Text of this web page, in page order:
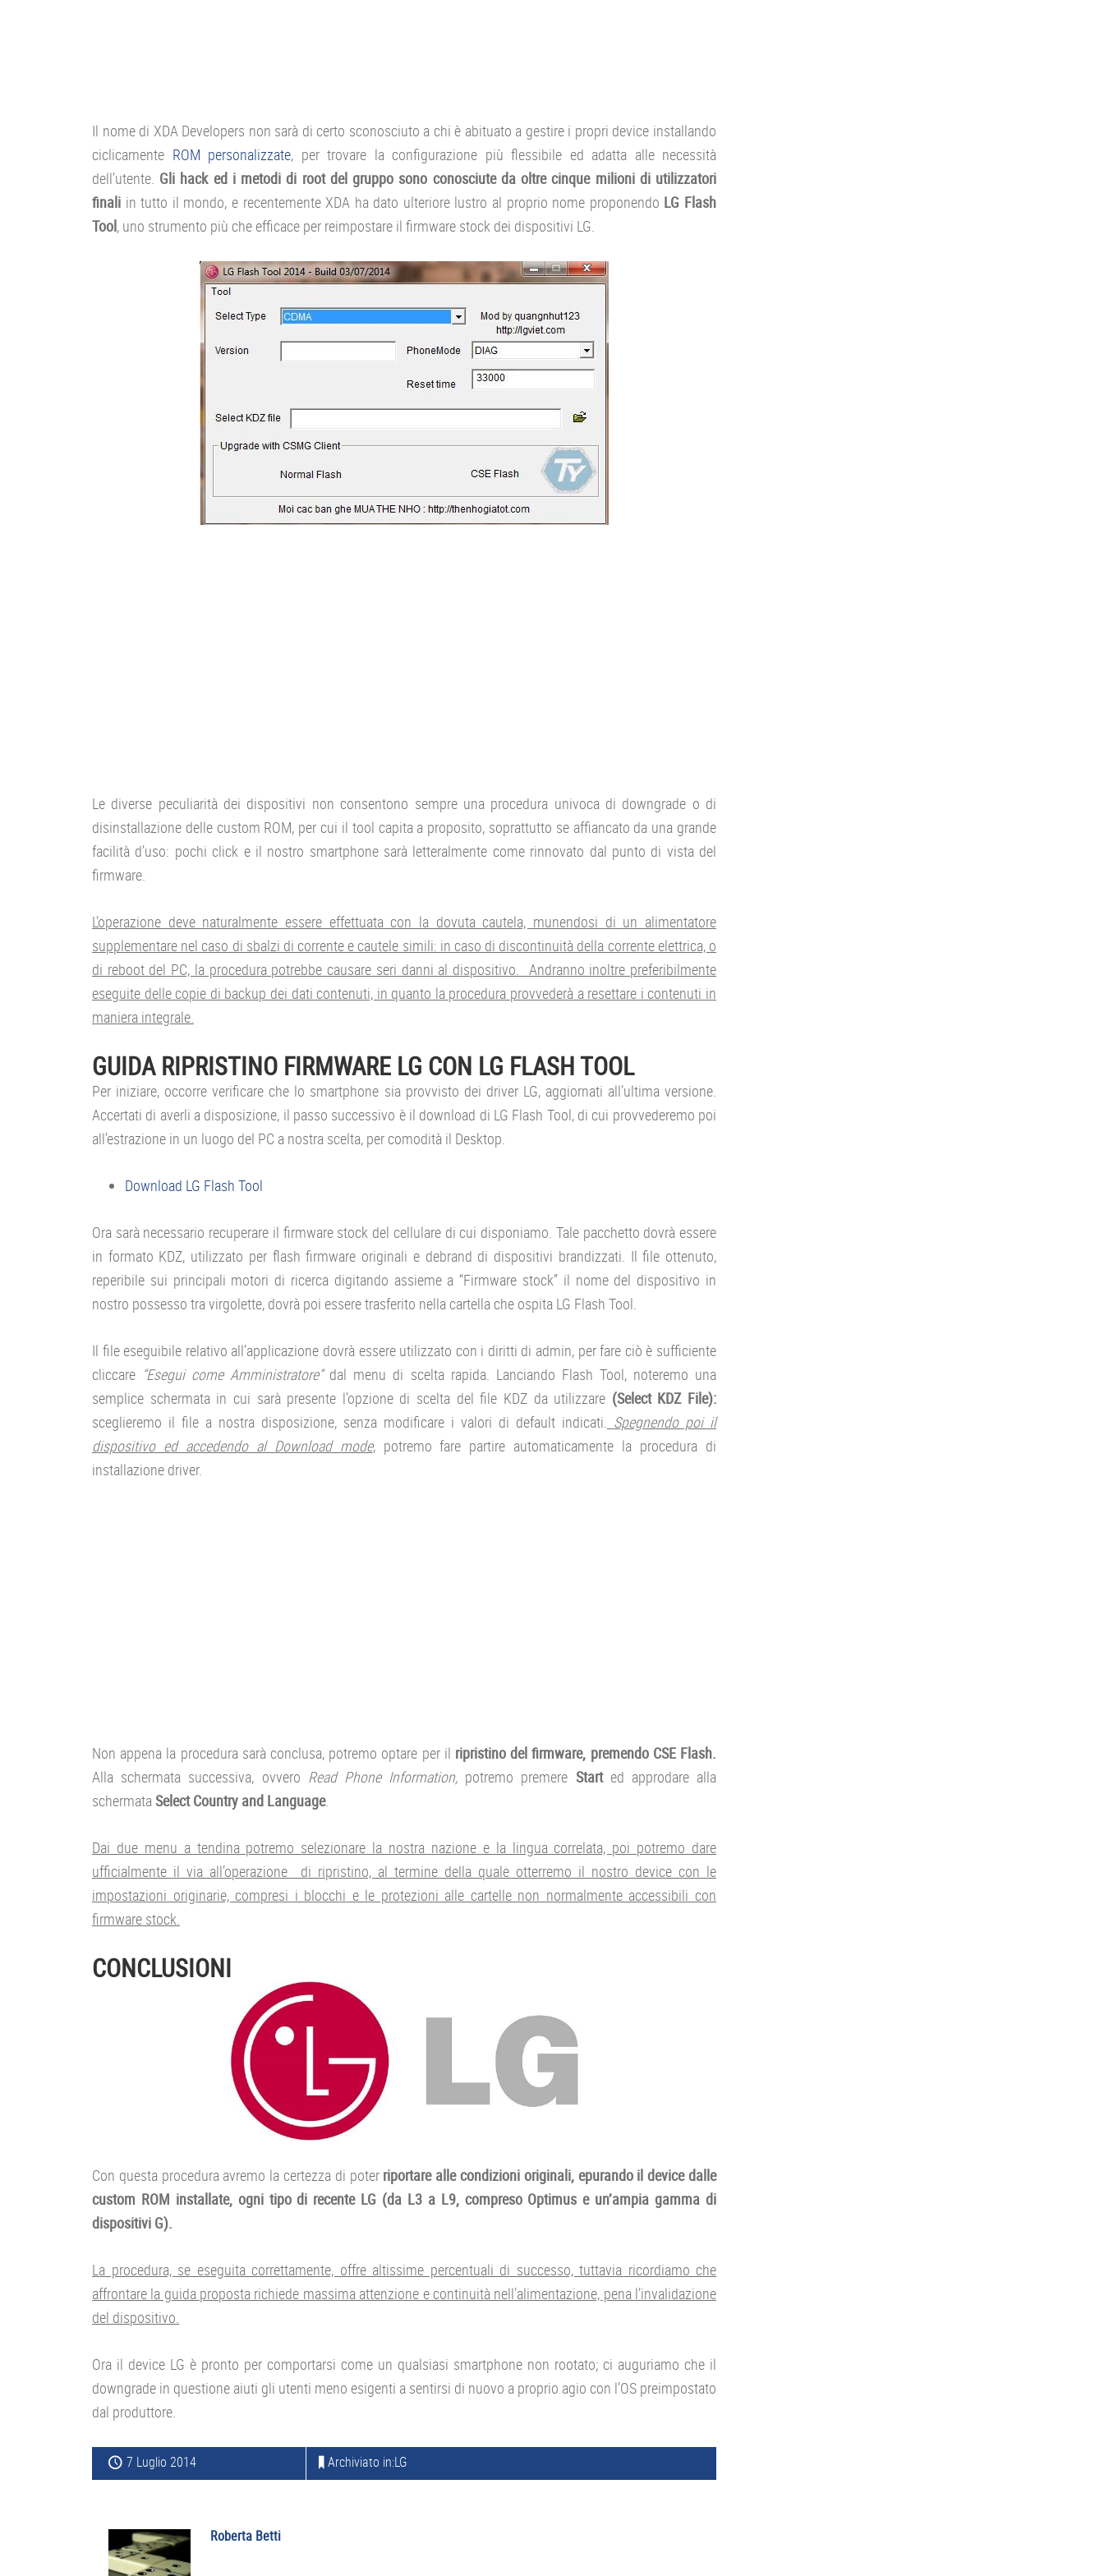
Il nome di XDA Developers non sarà di certo sconosciuto a chi è abituato a gestire i propri device installando
ciclicamente ROM personalizzate, per trovare la configurazione più flessibile ed adatta alle necessità
dell’utente. Gli hack ed i metodi di root del gruppo sono conosciute da oltre cinque milioni di utilizzatori
finali in tutto il mondo, e recentemente XDA ha dato ulteriore lustro al proprio nome proponendo LG Flash
Tool, uno strumento più che efficace per reimpostare il firmware stock dei dispositivi LG.
Le diverse peculiarità dei dispositivi non consentono sempre una procedura univoca di downgrade o di
disinstallazione delle custom ROM, per cui il tool capita a proposito, soprattutto se affiancato da una grande
facilità d’uso: pochi click e il nostro smartphone sarà letteralmente come rinnovato dal punto di vista del
firmware.
L’operazione deve naturalmente essere effettuata con la dovuta cautela, munendosi di un alimentatore
supplementare nel caso di sbalzi di corrente e cautele simili: in caso di discontinuità della corrente elettrica, o
di reboot del PC, la procedura potrebbe causare seri danni al dispositivo. Andranno inoltre preferibilmente
eseguite delle copie di backup dei dati contenuti, in quanto la procedura provvederà a resettare i contenuti in
maniera integrale.
GUIDA RIPRISTINO FIRMWARE LG CON LG FLASH TOOL
Per iniziare, occorre verificare che lo smartphone sia provvisto dei driver LG, aggiornati all’ultima versione.
Accertati di averli a disposizione, il passo successivo è il download di LG Flash Tool, di cui provvederemo poi
all’estrazione in un luogo del PC a nostra scelta, per comodità il Desktop.
Download LG Flash Tool
Ora sarà necessario recuperare il firmware stock del cellulare di cui disponiamo. Tale pacchetto dovrà essere
in formato KDZ, utilizzato per flash firmware originali e debrand di dispositivi brandizzati. Il file ottenuto,
reperibile sui principali motori di ricerca digitando assieme a “Firmware stock” il nome del dispositivo in
nostro possesso tra virgolette, dovrà poi essere trasferito nella cartella che ospita LG Flash Tool.
Il file eseguibile relativo all’applicazione dovrà essere utilizzato con i diritti di admin, per fare ciò è sufficiente
cliccare “Esegui come Amministratore”dal menu di scelta rapida. Lanciando Flash Tool, noteremo una
semplice schermata in cui sarà presente l’opzione di scelta del file KDZ da utilizzare (Select KDZ File):
sceglieremo il file a nostra disposizione, senza modificare i valori di default indicati. Spegnendo poi il
dispositivo ed accedendo al Download mode, potremo fare partire automaticamente la procedura di
installazione driver.
Non appena la procedura sarà conclusa, potremo optare per il ripristino del firmware, premendo CSE Flash.
Alla schermata successiva, ovvero Read Phone Information, potremo premere Started approdare alla
schermata Select Country and Language.
Dai due menu a tendina potremo selezionare la nostra nazione e la lingua correlata, poi potremo dare
ufficialmente il via all’operazione di ripristino, al termine della quale otterremo il nostro device con le
impostazioni originarie, compresi i blocchi e le protezioni alle cartelle non normalmente accessibili con
firmware stock.
CONCLUSIONI
Con questa procedura avremo la certezza di poter riportare alle condizioni originali, epurando il device dalle
custom ROM installate, ogni tipo di recente LG (da L3 a L9, compreso Optimus e un’ampia gamma di
dispositivi G).
La procedura, se eseguita correttamente, offre altissime percentuali di successo, tuttavia ricordiamo che
affrontare la guida proposta richiede massima attenzione e continuità nell’alimentazione, pena l’invalidazione
del dispositivo.
Ora il device LG è pronto per comportarsi come un qualsiasi smartphone non rootato; ci auguriamo che il
downgrade in questione aiuti gli utenti meno esigenti a sentirsi di nuovo a proprio agio con l’OS preimpostato
dal produttore.
7 Luglio 2014 Archiviato in:LG
Roberta Betti